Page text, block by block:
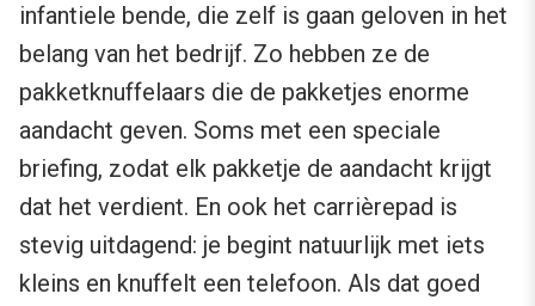
infantiele bende, die zelf is gaan geloven in het
belang van het bedrijf. Zo hebben ze de
pakketknuffelaars die de pakketjes enorme
aandacht geven. Soms met een speciale
briefing, zodat elk pakketje de aandacht krijgt
dat het verdient. En ook het carrièrepad is
stevig uitdagend: je begint natuurlijk met iets
kleins en knuffelt een telefoon. Als dat goed